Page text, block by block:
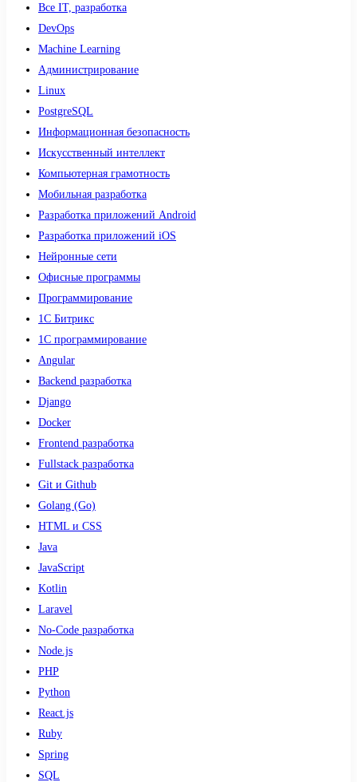
Все IT, разработка
DevOps
Machine Learning
Администрирование
Linux
PostgreSQL
Информационная безопасность
Искусственный интеллект
Компьютерная грамотность
Мобильная разработка
Разработка приложений Android
Разработка приложений iOS
Нейронные сети
Офисные программы
Программирование
1С Битрикс
1С программирование
Angular
Backend разработка
Django
Docker
Frontend разработка
Fullstack разработка
Git и Github
Golang (Go)
HTML и CSS
Java
JavaScript
Kotlin
Laravel
No-Code разработка
Node.js
PHP
Python
React.js
Ruby
Spring
SQL